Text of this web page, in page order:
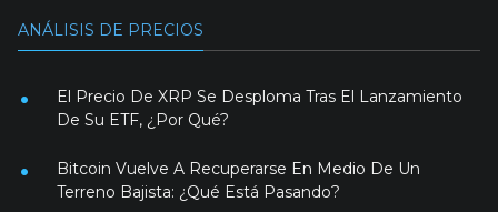
ANÁLISIS DE PRECIOS
El Precio De XRP Se Desploma Tras El Lanzamiento
De Su ETF, ¿Por Qué?
Bitcoin Vuelve A Recuperarse En Medio De Un
Terreno Bajista: ¿Qué Está Pasando?